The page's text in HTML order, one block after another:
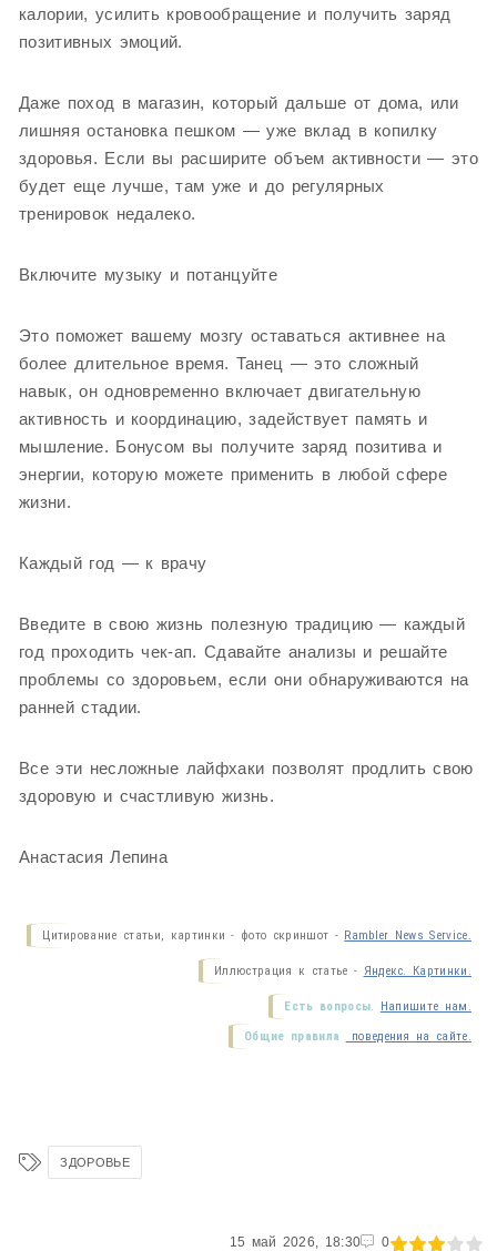
калории, усилить кровообращение и получить заряд
позитивных эмоций.
Даже поход в магазин, который дальше от дома, или
лишняя остановка пешком — уже вклад в копилку
здоровья. Если вы расширите объем активности — это
будет еще лучше, там уже и до регулярных
тренировок недалеко.
Включите музыку и потанцуйте
Это поможет вашему мозгу оставаться активнее на
более длительное время. Танец — это сложный
навык, он одновременно включает двигательную
активность и координацию, задействует память и
мышление. Бонусом вы получите заряд позитива и
энергии, которую можете применить в любой сфере
жизни.
Каждый год — к врачу
Введите в свою жизнь полезную традицию — каждый
год проходить чек-ап. Сдавайте анализы и решайте
проблемы со здоровьем, если они обнаруживаются на
ранней стадии.
Все эти несложные лайфхаки позволят продлить свою
здоровую и счастливую жизнь.
Анастасия Лепина
Цитирование статьи, картинки - фото скриншот - Rambler News Service.
Иллюстрация к статье - Яндекс. Картинки.
Есть вопросы. Напишите нам.
Общие правила поведения на сайте.
ЗДОРОВЬЕ
15 май 2026, 18:30 0
1 2 3 4 5